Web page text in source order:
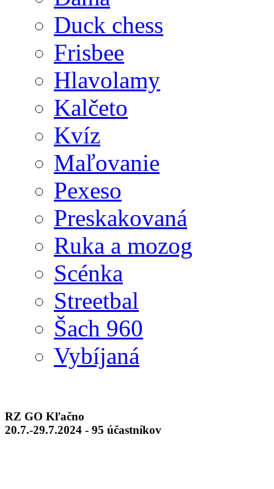
Duck chess
Frisbee
Hlavolamy
Kalčeto
Kvíz
Maľovanie
Pexeso
Preskakovaná
Ruka a mozog
Scénka
Streetbal
Šach 960
Vybíjaná
RZ GO Kľačno
20.7.-29.7.2024 - 95 účastníkov